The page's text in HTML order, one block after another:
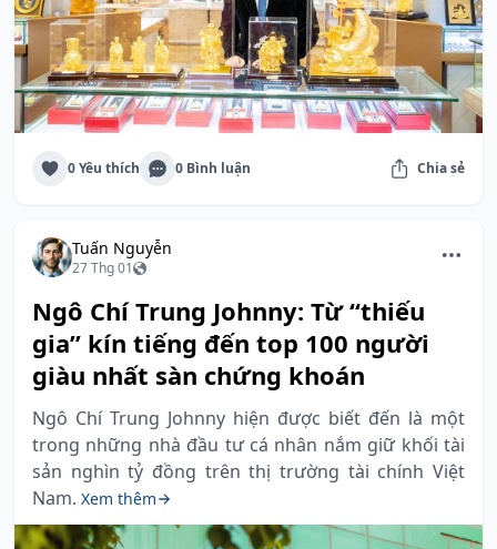
0 Yêu thích 0 Bình luận Chia sẻ
Tuấn Nguyễn
27 Thg 01
Ngô Chí Trung Johnny: Từ “thiếu
gia” kín tiếng đến top 100 người
giàu nhất sàn chứng khoán
Ngô Chí Trung Johnny hiện được biết đến là một
trong những nhà đầu tư cá nhân nắm giữ khối tài
sản nghìn tỷ đồng trên thị trường tài chính Việt
Nam. Xem thêm